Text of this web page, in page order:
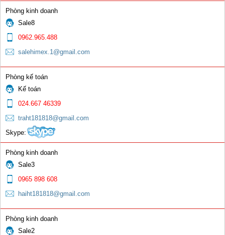
Phòng kinh doanh
Sale8
0962.965.488
salehimex.1@gmail.com
Phòng kế toán
Kế toán
024.667 46339
traht181818@gmail.com
Skype:
Phòng kinh doanh
Sale3
0965 898 608
haiht181818@gmail.com
Phòng kinh doanh
Sale2